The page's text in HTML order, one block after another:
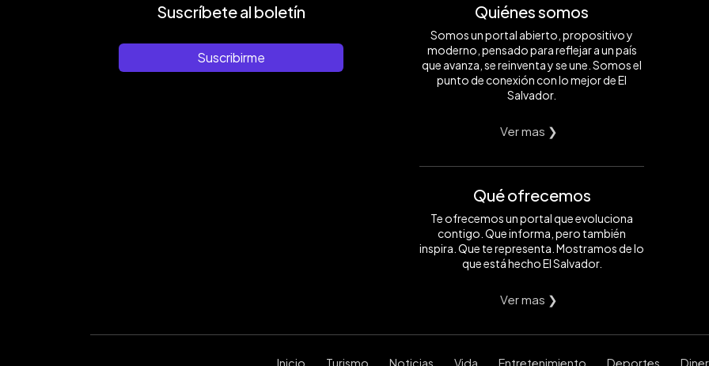
Suscríbete al boletín
Suscribirme
Quiénes somos
Somos un portal abierto, propositivo y
moderno, pensado para reflejar a un país
que avanza, se reinventa y se une. Somos el
punto de conexión con lo mejor de El
Salvador.
Ver mas ❯
Qué ofrecemos
Te ofrecemos un portal que evoluciona
contigo. Que informa, pero también
inspira. Que te representa. Mostramos de lo
que está hecho El Salvador.
Ver mas ❯
Inicio Turismo Noticias Vida Entretenimiento Deportes